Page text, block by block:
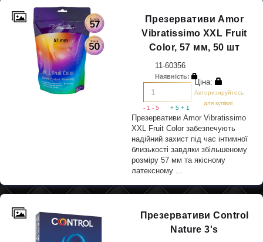
Презервативи Amor
Vibratissimo XXL Fruit
Color, 57 мм, 50 шт
11-60356
Наявність:
+ 1
- 1 - 5 + 5
Ціна:
Авторизируйтесь
для купівлі
Презервативи Amor Vibratissimo
XXL Fruit Color забезпечують
надійний захист під час інтимної
близькості завдяки збільшеному
розміру 57 мм та якісному
латексному ...
Презервативи Control
Nature 3's